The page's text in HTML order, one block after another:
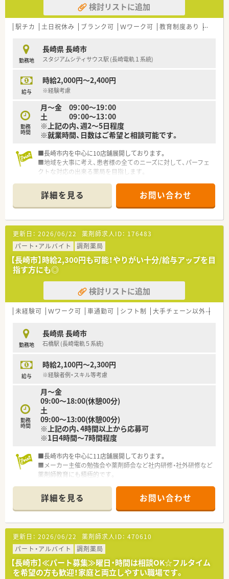
検討リストに追加
駅チカ 土日祝休み ブランク可 Ｗワーク可 教育制度あり シフト
勤務地
長崎県 長崎市
スタジアムシティサウス駅 (長崎電軌１系統)
給与
時給2,000円～2,400円
※経験考慮
勤務
時間
月～金 09：00～19：00
土 09：00～13：00
※上記の内、週2～5日程度
※就業時間、日数はご希望と相談可能です。
■長崎市内を中心に10店舗展開しております。
■地域を大事に考え、患者様の全てのニーズに対して、パーフェ
クトな対応の出来る薬局を目指します。
療福祉向上の為、日頃精進し躍進していきたいと考えておりま
す。
■人員体制は余裕を持って配置する考え方です。
■社員の意見をしっかりと取り入れる社風です。皆様意見をし
っかりと伝えられています。
■企業検診も他社よりも手厚く（胃カメラや乳がん検診など）福
利厚生も充実しております。
■毎年新卒採用もされているため20代～30代の方も多く、店舗
間の交流も活発です。
■定年後も長く安定した働き方ができる企業です。
■社員の安全の為の防犯意識も高い会社で、定期的に訓練も行っ
ておられます。
詳細を見る お問い合わせ
更新日： 2026/06/22 薬剤師求人ID： 176483
パート・アルバイト
調剤薬局
【長崎市】時給2,300円も可能！やりがい十分/給与アップを目
指す方にも◎
検討リストに追加
未経験可 Ｗワーク可 車通勤可 シフト制 大手チェーン以外
勤務地
長崎県 長崎市
石橋駅 (長崎電軌５系統)
給与
時給2,100円～2,300円
※経験者例・スキル等考慮
勤務
時間
月～金
09:00～18:00(休憩00分)
土
09:00～13:00(休憩00分)
※上記の内、4時間以上から応募可
※1日4時間～7時間程度
■長崎市内を中心に11店舗展開しております。
■メーカー主催の勉強会や薬剤師会など社内研修・社外研修など
薬剤師教育にも積極的です。
ます。
■市内に複数店舗がありますので、通勤を考慮し、無理のない配
属でご検討いただけます。
詳細を見る お問い合わせ
更新日： 2026/06/22 薬剤師求人ID： 470610
パート・アルバイト
調剤薬局
【長崎市】≪パート募集≫曜日・時間は相談OK☆フルタイム
を希望の方も歓迎！家庭と両立しやすい職場です。